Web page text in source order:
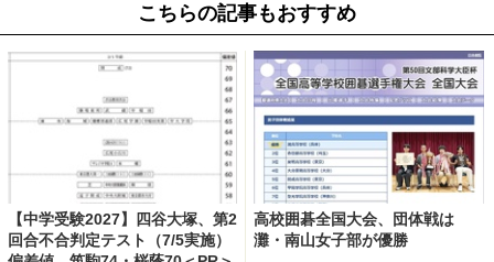
こちらの記事もおすすめ
【中学受験2027】四谷大塚、第2
回合不合判定テスト（7/5実施）
高校囲碁全国大会、団体戦は
灘・南山女子部が優勝